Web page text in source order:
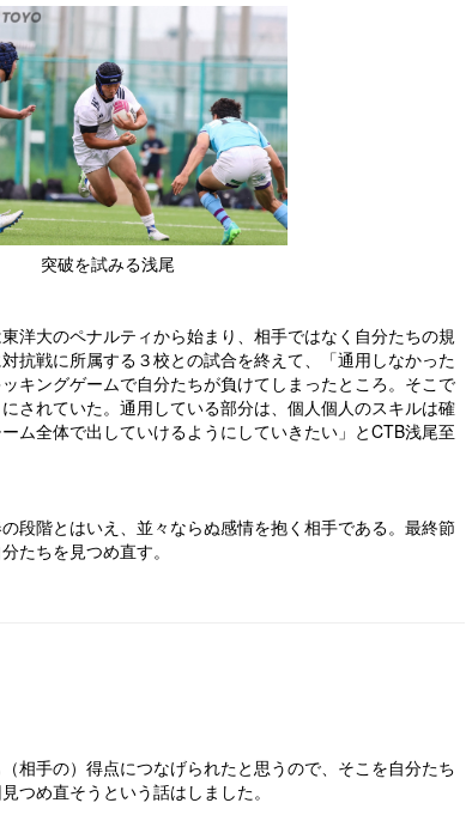
突破を試みる浅尾
洋大のペナルティから始まり、相手ではなく自分たちの規
抗戦に所属する３校との試合を終えて、「通用しなかった
キングゲームで自分たちが負けてしまったところ。そこで
されていた。通用している部分は、個人個人のスキルは確
ム全体で出していけるようにしていきたい」とCTB浅尾至
段階とはいえ、並々ならぬ感情を抱く相手である。最終節
たちを見つめ直す。
相手の）得点につなげられたと思うので、そこを自分たち
つめ直そうという話はしました。